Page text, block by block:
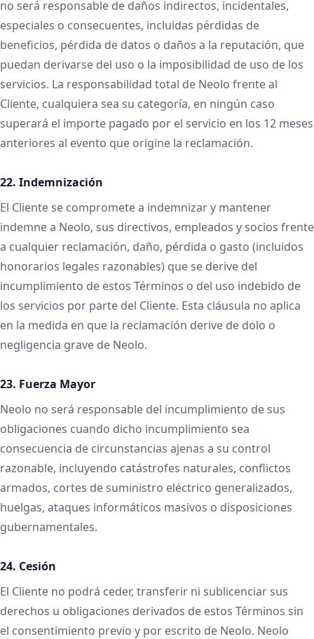
no será responsable de daños indirectos, incidentales,
especiales o consecuentes, incluidas pérdidas de
beneficios, pérdida de datos o daños a la reputación, que
puedan derivarse del uso o la imposibilidad de uso de los
servicios. La responsabilidad total de Neolo frente al
Cliente, cualquiera sea su categoría, en ningún caso
superará el importe pagado por el servicio en los 12 meses
anteriores al evento que origine la reclamación.
22. Indemnización
El Cliente se compromete a indemnizar y mantener
indemne a Neolo, sus directivos, empleados y socios frente
a cualquier reclamación, daño, pérdida o gasto (incluidos
honorarios legales razonables) que se derive del
incumplimiento de estos Términos o del uso indebido de
los servicios por parte del Cliente. Esta cláusula no aplica
en la medida en que la reclamación derive de dolo o
negligencia grave de Neolo.
23. Fuerza Mayor
Neolo no será responsable del incumplimiento de sus
obligaciones cuando dicho incumplimiento sea
consecuencia de circunstancias ajenas a su control
razonable, incluyendo catástrofes naturales, conflictos
armados, cortes de suministro eléctrico generalizados,
huelgas, ataques informáticos masivos o disposiciones
gubernamentales.
24. Cesión
El Cliente no podrá ceder, transferir ni sublicenciar sus
derechos u obligaciones derivados de estos Términos sin
el consentimiento previo y por escrito de Neolo. Neolo